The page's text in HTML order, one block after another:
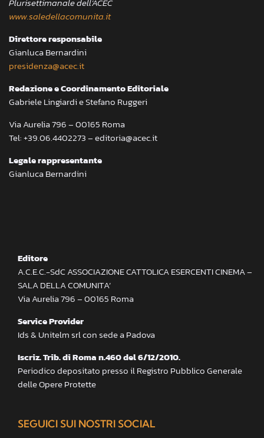
www.saledellacomunita.it
Direttore responsabile
Gianluca Bernardini
presidenza@acec.it
Redazione e Coordinamento Editoriale
Gabriele Lingiardi e Stefano Ruggeri
Via Aurelia 796 – 00165 Roma
Tel: +39.06.4402273 – editoria@acec.it
Legale rappresentante
Gianluca Bernardini
Editore
A.C.E.C.-SdC ASSOCIAZIONE CATTOLICA ESERCENTI CINEMA –
SALA DELLA COMUNITA’
Via Aurelia 796 – 00165 Roma
Service Provider
Ids & Unitelm srl con sede a Padova
Iscriz. Trib. di Roma n.460 del 6/12/2010.
Periodico depositato presso il Registro Pubblico Generale
delle Opere Protette
SEGUICI SUI NOSTRI SOCIAL